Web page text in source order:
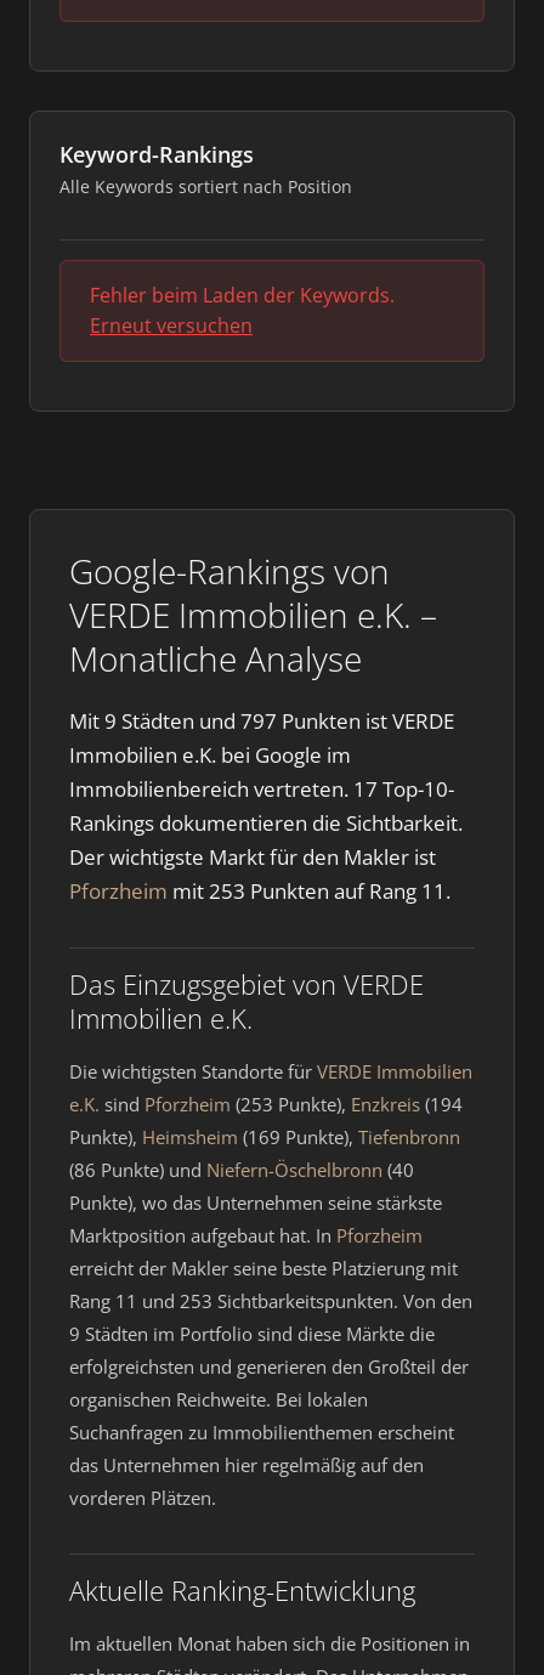
Google-Rankings von
VERDE Immobilien e.K. –
Monatliche Analyse
Mit 9 Städten und 797 Punkten ist VERDE
Immobilien e.K. bei Google im
Immobilienbereich vertreten. 17 Top-10-
Rankings dokumentieren die Sichtbarkeit.
Der wichtigste Markt für den Makler ist
Pforzheim mit 253 Punkten auf Rang 11.
Das Einzugsgebiet von VERDE
Immobilien e.K.
Die wichtigsten Standorte für VERDE Immobilien
e.K. sind Pforzheim (253 Punkte), Enzkreis (194
Punkte), Heimsheim (169 Punkte), Tiefenbronn
(86 Punkte) und Niefern-Öschelbronn (40
Punkte), wo das Unternehmen seine stärkste
Marktposition aufgebaut hat. In Pforzheim
erreicht der Makler seine beste Platzierung mit
Rang 11 und 253 Sichtbarkeitspunkten. Von den
9 Städten im Portfolio sind diese Märkte die
erfolgreichsten und generieren den Großteil der
organischen Reichweite. Bei lokalen
Suchanfragen zu Immobilienthemen erscheint
das Unternehmen hier regelmäßig auf den
vorderen Plätzen.
Aktuelle Ranking-Entwicklung
Im aktuellen Monat haben sich die Positionen in
Keyword-Rankings
Alle Keywords sortiert nach Position
Fehler beim Laden der Keywords.
Erneut versuchen